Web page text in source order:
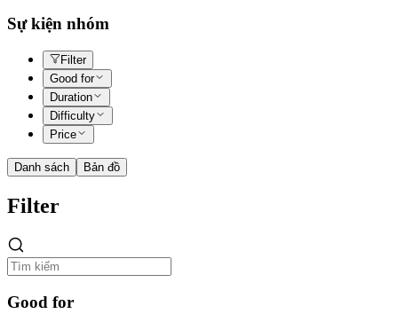
Sự kiện nhóm
Filter
Good for
Duration
Difficulty
Price
Danh sách Bản đồ
Filter
Good for